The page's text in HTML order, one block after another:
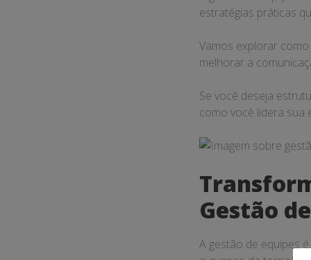
estratégias práticas
Vamos explorar
melhorar a
Se você deseja
como você lidera sua
Gestão
A gestão de equipes